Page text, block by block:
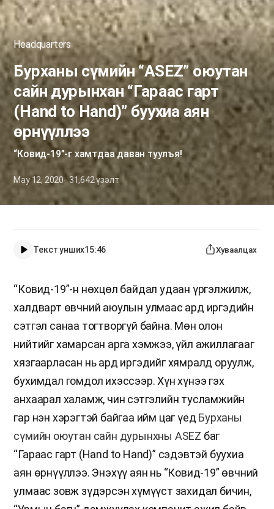
Headquarters
Бурханы сүмийн “ASEZ” оюутан
сайн дурынхан “Гараас гарт
(Hand to Hand)” буухиа аян
өрнүүллээ
“Ковид-19”-г хамтдаа даван туулъя!
May 12, 2020 31,642үзэлт
Текст унших15:46 Хуваалцах
“Ковид-19”-н нөхцөл байдал удаан үргэлжилж,
халдварт өвчний аюулын улмаас ард иргэдийн
сэтгэл санаа тогтворгүй байна. Мөн олон
нийтийг хамарсан арга хэмжээ, үйл ажиллагааг
хязгаарласан нь ард иргэдийг хямралд оруулж,
бухимдал гомдол ихэссээр. Хүн хүнээ гэх
анхаарал халамж, чин сэтгэлийн тусламжийн
гар нэн хэрэгтэй байгаа ийм цаг үед Бурханы
сүмийн оюутан сайн дурынхны ASEZ баг
“Гараас гарт (Hand to Hand)” сэдэвтэй буухиа
аян өрнүүллээ. Энэхүү аян нь “Ковид-19” өвчний
улмаас зовж зүдэрсэн хүмүүст захидал бичин,